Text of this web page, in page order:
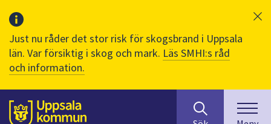
Just nu råder det stor risk för skogsbrand i Uppsala
län. Var försiktig i skog och mark. Läs SMHI:s råd
och information.
Till sidans
huvudinnehåll
efter